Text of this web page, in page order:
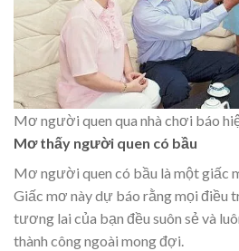
Mơ người quen qua nhà chơi báo
Mơ thấy người quen có bầu
Mơ người quen có bầu là một giấc
Giấc mơ này dự báo rằng mọi điều
tương lai của bạn đều suôn sẻ và
thành công ngoài mong đợi.